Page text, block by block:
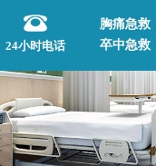
24小时电话
胸痛急救
卒中急救